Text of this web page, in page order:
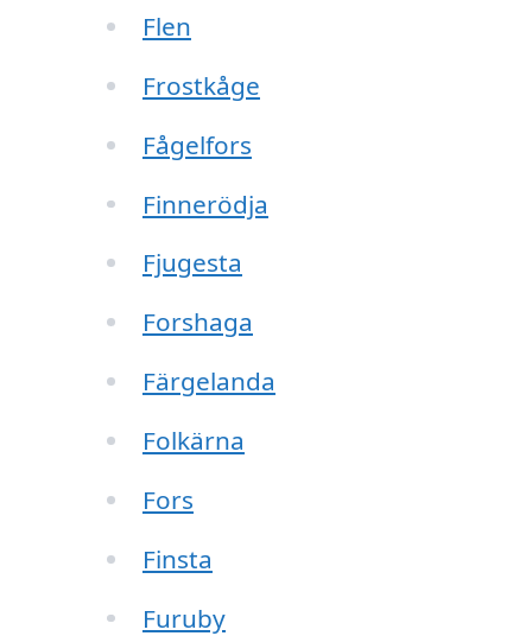
Flen
Frostkåge
Fågelfors
Finnerödja
Fjugesta
Forshaga
Färgelanda
Folkärna
Fors
Finsta
Furuby